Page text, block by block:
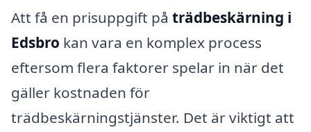
Att få en prisuppgift på trädbeskärning i
Edsbro kan vara en komplex process
eftersom flera faktorer spelar in när det
gäller kostnaden för
trädbeskärningstjänster. Det är viktigt att